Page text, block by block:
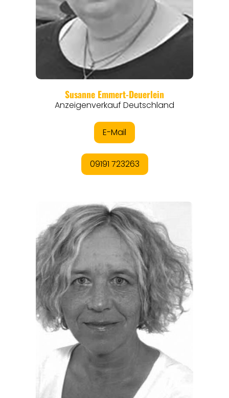
REGIONEN
ORTE
REISEFÜHRER
REISEMAGAZINE
THEMEN
ANGEBOTE